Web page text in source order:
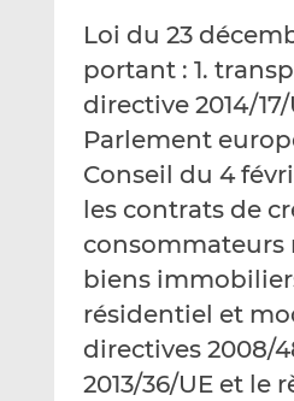
e
m
a
i
l
r
L
i
n
k
e
d
n
r
F
a
c
e
b
o
k
Loi du 23
portant : 1.
directive 2014/
Parlement
Conseil du 4
les contrats de
consommateurs
biens
résidentiel et
directives 2008/
2013/36/UE et le